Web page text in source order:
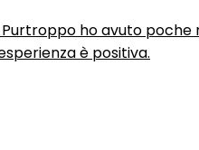
ho avuto
è positiva.